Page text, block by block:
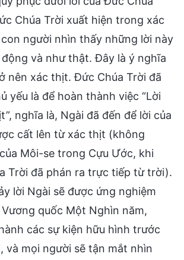
Chúa Trời xuất hiện trong xác
người nhìn thấy những lời này
và như thật. Đây là ý nghĩa
nên xác thịt. Đức Chúa Trời đã
yếu là để hoàn thành việc “Lời
nghĩa là, Ngài đã đến để lời của
cất lên từ xác thịt (không
Môi-se trong Cựu Ước, khi
Trời đã phán ra trực tiếp từ trời).
lời Ngài sẽ được ứng nghiệm
quốc Một Nghìn năm,
các sự kiện hữu hình trước
và mọi người sẽ tận mắt nhìn